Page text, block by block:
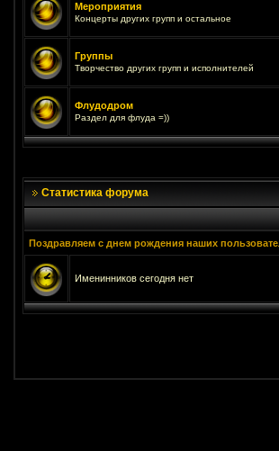
Мероприятия
Концерты других групп и остальное
Группы
Творчество других групп и исполнителей
Флудодром
Раздел для флуда =))
Статистика форума
Поздравляем с днем рождения наших
Именинников сегодня нет